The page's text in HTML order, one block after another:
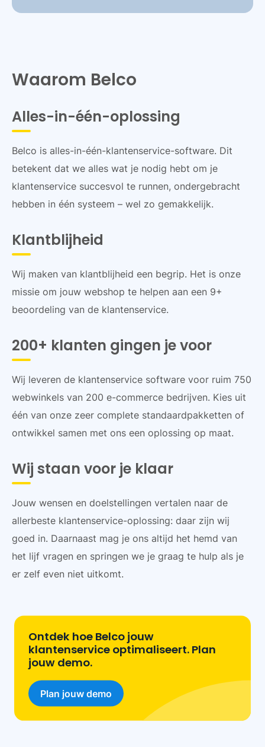
Waarom Belco
Alles-in-één-oplossing
Belco is alles-in-één-klantenservice-software. Dit
betekent dat we alles wat je nodig hebt om je
klantenservice succesvol te runnen, ondergebracht
hebben in één systeem – wel zo gemakkelijk.
Klantblijheid
Wij maken van klantblijheid een begrip. Het is onze
missie om jouw webshop te helpen aan een 9+
beoordeling van de klantenservice.
200+ klanten gingen je voor
Wij leveren de klantenservice software voor ruim 750
webwinkels van 200 e-commerce bedrijven. Kies uit
één van onze zeer complete standaardpakketten of
ontwikkel samen met ons een oplossing op maat.
Wij staan voor je klaar
Jouw wensen en doelstellingen vertalen naar de
allerbeste klantenservice-oplossing: daar zijn wij
goed in. Daarnaast mag je ons altijd het hemd van
het lijf vragen en springen we je graag te hulp als je
er zelf even niet uitkomt.
Ontdek hoe Belco jouw
klantenservice optimaliseert. Plan
jouw demo.
Plan jouw demo